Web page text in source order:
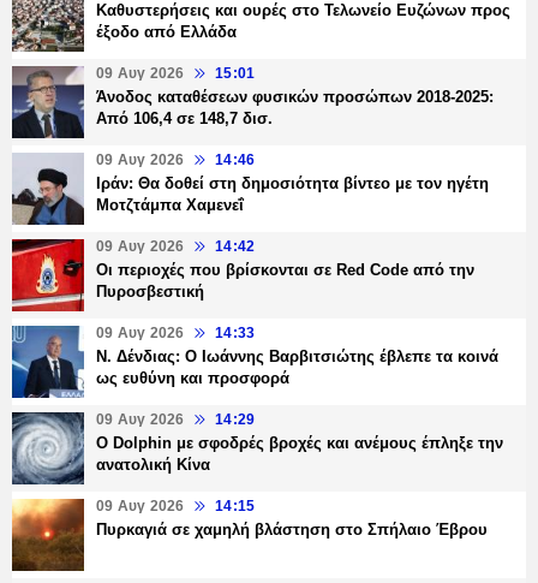
Καθυστερήσεις και ουρές στο Τελωνείο Ευζώνων προς
έξοδο από Ελλάδα
09 Αυγ 2026 15:01
Άνοδος καταθέσεων φυσικών προσώπων 2018-2025:
Από 106,4 σε 148,7 δισ.
09 Αυγ 2026 14:46
Ιράν: Θα δοθεί στη δημοσιότητα βίντεο με τον ηγέτη
Μοτζτάμπα Χαμενεΐ
09 Αυγ 2026 14:42
Οι περιοχές που βρίσκονται σε Red Code από την
Πυροσβεστική
09 Αυγ 2026 14:33
Ν. Δένδιας: Ο Ιωάννης Βαρβιτσιώτης έβλεπε τα κοινά
ως ευθύνη και προσφορά
09 Αυγ 2026 14:29
Ο Dolphin με σφοδρές βροχές και ανέμους έπληξε την
ανατολική Κίνα
09 Αυγ 2026 14:15
Πυρκαγιά σε χαμηλή βλάστηση στο Σπήλαιο Έβρου